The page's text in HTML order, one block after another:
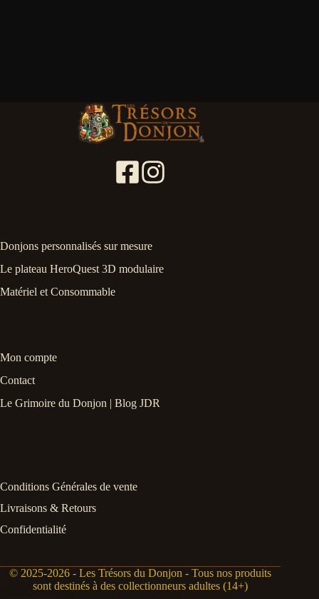
Donjons personnalisés sur mesure
Le plateau HeroQuest 3D modulaire
Matériel et Consommable
Mon compte
Contact
Le Grimoire du Donjon | Blog JDR
Conditions Générales de vente
Livraisons & Retours
Confidentialité
© 2025-2026 - Les Trésors du Donjon - Tous nos produits
sont destinés à des collectionneurs adultes (14+)